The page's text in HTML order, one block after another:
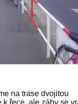
na trase dvojitou